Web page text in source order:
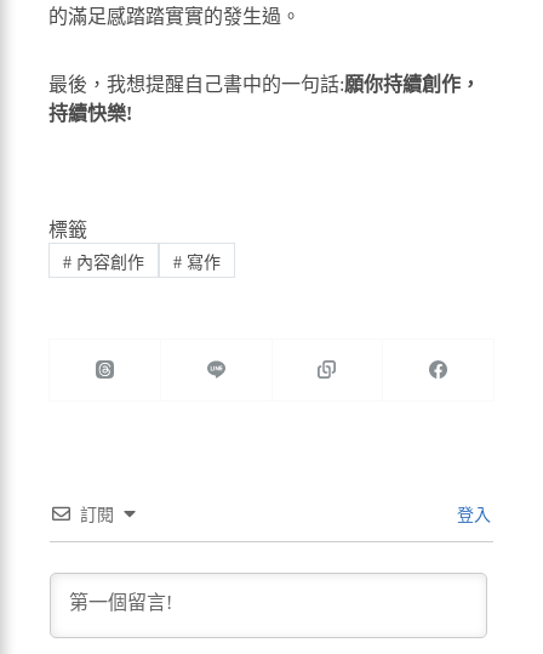
的滿足感踏踏實實的發生過。
最後，我想提醒自己書中的一句話:願你持續創作，
持續快樂!
標籤
#內容創作 #寫作
訂閱 登入